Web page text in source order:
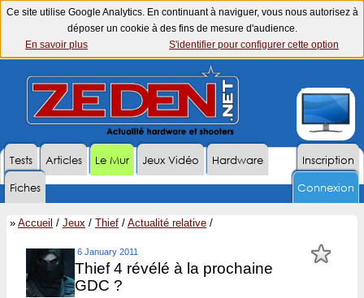
Ce site utilise Google Analytics. En continuant à naviguer, vous nous autorisez à
déposer un cookie à des fins de mesure d'audience.
En savoir plus
S'identifier pour configurer cette option
Inscription
Tests Articles Le Mur Jeux Vidéo
Hardware
Fiches
Connexion
» Accueil / Jeux / Thief / Actualité relative /
6 January 2011
Thief 4 révélé à la prochaine
GDC ?